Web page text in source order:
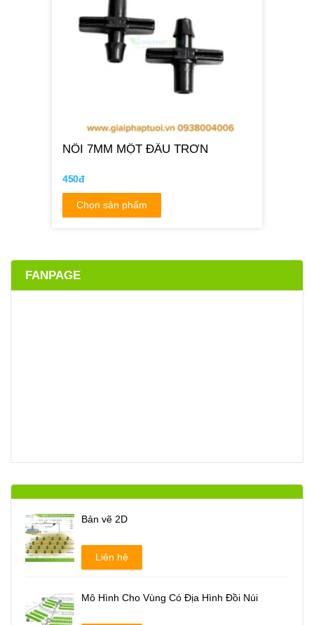
NỐI 7MM MỘT ĐẦU TRƠN
450đ
Chọn sản phẩm
FANPAGE
Bản vẽ 2D
Liên hệ
Mô Hình Cho Vùng Có Địa Hình Đồi Núi